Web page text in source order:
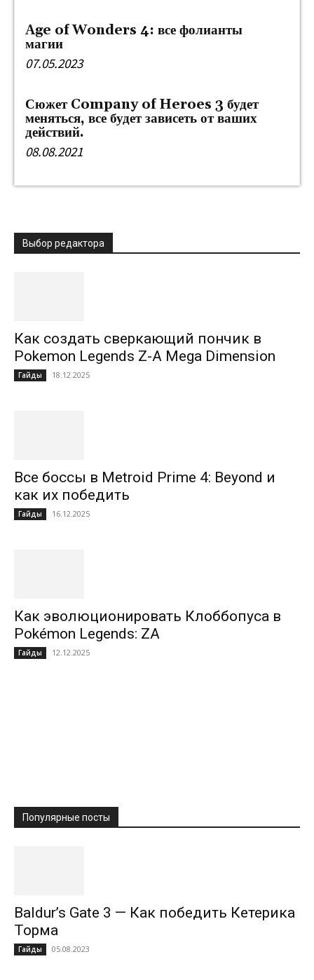
Age of Wonders 4: все фолианты
магии
07.05.2023
Сюжет Company of Heroes 3 будет
меняться, все будет зависеть от ваших
действий.
08.08.2021
Выбор редактора
Как создать сверкающий пончик в
Pokemon Legends Z-A Mega Dimension
Гайды 18.12.2025
Все боссы в Metroid Prime 4: Beyond и
как их победить
Гайды 16.12.2025
Как эволюционировать Клоббопуса в
Pokémon Legends: ZA
Гайды 12.12.2025
Популярные посты
Baldur’s Gate 3 — Как победить Кетерика
Торма
Гайды 05.08.2023